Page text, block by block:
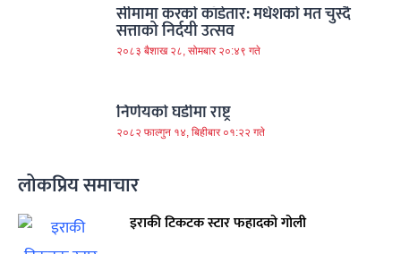
सीमामा करको काँडेतार: मधेशको मत चुस्दै
सत्ताको निर्दयी उत्सव
२०८३ बैशाख २८, सोमबार २०:४९ गते
निर्णयको घडीमा राष्ट्र
२०८२ फाल्गुन १४, बिहीबार ०१:२२ गते
लोकप्रिय समाचार
इराकी टिकटक स्टार फहादको गोली